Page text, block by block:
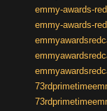
emmy-awards-
emmy-awards-